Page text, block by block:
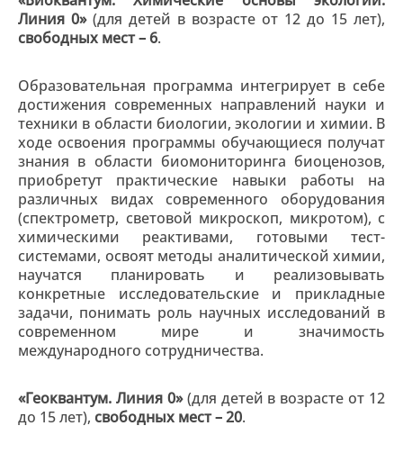
Линия 0»(для детей в возрасте от 12 до 15 лет),
свободных мест – 6.
Образовательная программа интегрирует в себе
достижения современных направлений науки и
техники в области биологии, экологии и химии. В
ходе освоения программы обучающиеся получат
знания в области биомониторинга биоценозов,
приобретут практические навыки работы на
различных видах современного оборудования
(спектрометр, световой микроскоп, микротом), с
химическими реактивами, готовыми тест-
системами, освоят методы аналитической химии,
научатся планировать и реализовывать
конкретные исследовательские и прикладные
задачи, понимать роль научных исследований в
современном мире и значимость
международного сотрудничества.
«Геоквантум. Линия 0»(для детей в возрасте от 12
до 15 лет), свободных мест – 20.